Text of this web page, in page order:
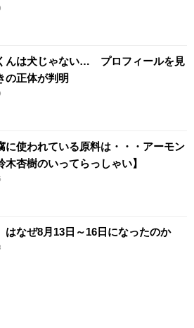
んは犬じゃない… プロフィールを見
の正体が判明
に使われている原料は・・・アーモン
木杏樹のいってらっしゃい】
はなぜ8月13日～16日になったのか